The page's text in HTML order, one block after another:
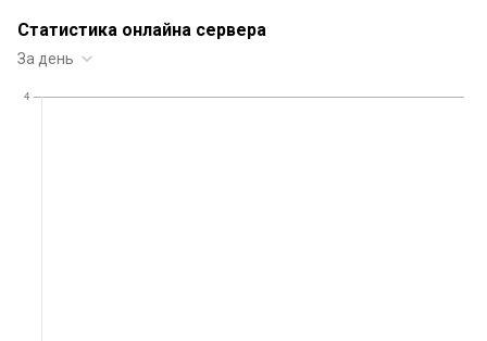
Статистика онлайна сервера
За день